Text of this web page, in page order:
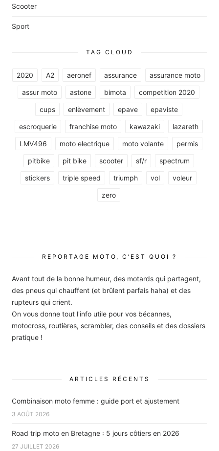
Scooter
Sport
TAG CLOUD
2020 A2 aeronef assurance assurance moto
assur moto astone bimota competition 2020
cups enlèvement epave epaviste
escroquerie franchise moto kawazaki lazareth
LMV496 moto electrique moto volante permis
pitbike pit bike scooter sf/r spectrum
stickers triple speed triumph vol voleur
zero
REPORTAGE MOTO, C’EST QUOI ?
Avant tout de la bonne humeur, des motards qui partagent,
des pneus qui chauffent (et brûlent parfais haha) et des
rupteurs qui crient.
On vous donne tout l'info utile pour vos bécannes,
motocross, routières, scrambler, des conseils et des dossiers
pratique !
ARTICLES RÉCENTS
Combinaison moto femme : guide port et ajustement
3 AOÛT 2026
Road trip moto en Bretagne : 5 jours côtiers en 2026
27 JUILLET 2026